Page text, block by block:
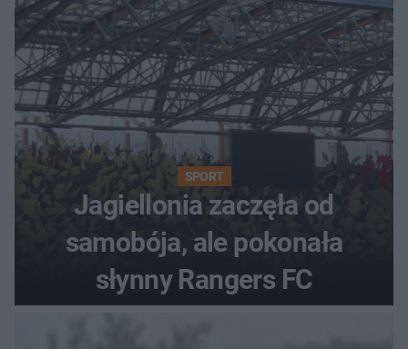
SPORT
Jagiellonia zaczęła od
samobója, ale pokonała
słynny Rangers FC